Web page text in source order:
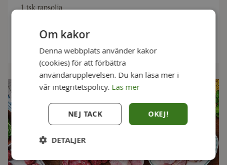
1 tsk rapsolja
Om kakor
Denna webbplats använder kakor
(cookies) för att förbättra
användarupplevelsen. Du kan läsa mer i
vår integritetspolicy. Läs mer
OKEJ!
NEJ TACK
DETALJER